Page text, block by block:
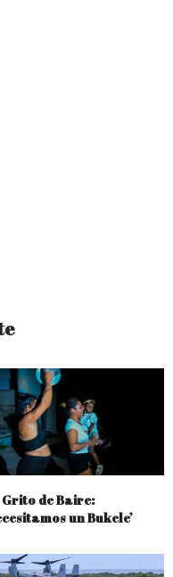
Grito de Baire:
un Bukele’